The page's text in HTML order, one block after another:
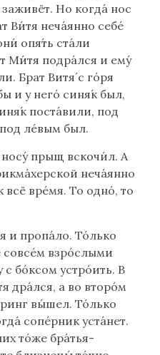
Но когда́ нос
Ви́тя неча́янно себе́
опя́ть ста́ли
Ми́тя подра́лся и ему́
Брат Витя́ с го́ря
и у него́ синя́к был,
поста́вили, под
ле́вым был.
прыщ вскочи́л. А
неча́янно
всё вре́мя. То одно́, то
и пропа́ло. То́лько
совсе́м взро́слыми
с бо́ксом устро́ить. В
дра́лся, а во второ́м
вы́шел. То́лько
сопе́рник уста́нет.
то́же бра́тья-